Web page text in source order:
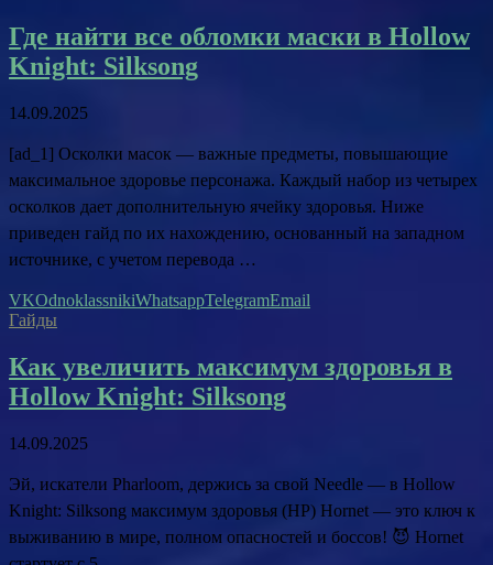
Где найти все обломки маски в Hollow
Knight: Silksong
14.09.2025
[ad_1] Осколки масок — важные предметы, повышающие
максимальное здоровье персонажа. Каждый набор из четырех
осколков дает дополнительную ячейку здоровья. Ниже
приведен гайд по их нахождению, основанный на западном
источнике, с учетом перевода …
VKOdnoklassnikiWhatsappTelegramEmail
Гайды
Как увеличить максимум здоровья в
Hollow Knight: Silksong
14.09.2025
Эй, искатели Pharloom, держись за свой Needle — в Hollow
Knight: Silksong максимум здоровья (HP) Hornet — это ключ к
выживанию в мире, полном опасностей и боссов! 😈 Hornet